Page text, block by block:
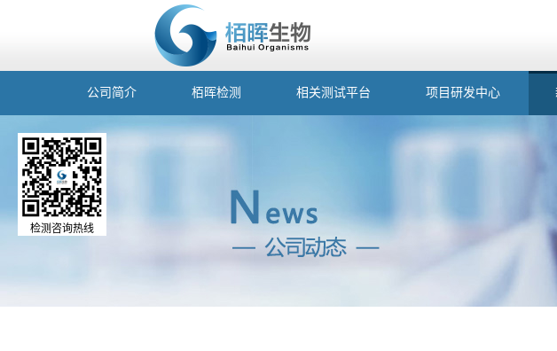
公司简介 栢晖检测 相关测试平台 项目研发中心
检测咨询热线